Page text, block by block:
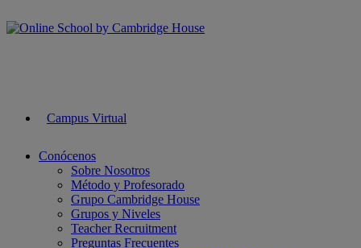
Campus Virtual
Conócenos
Sobre Nosotros
Método y Profesorado
Grupo Cambridge House
Grupos y Niveles
Teacher Recruitment
Preguntas Frecuentes